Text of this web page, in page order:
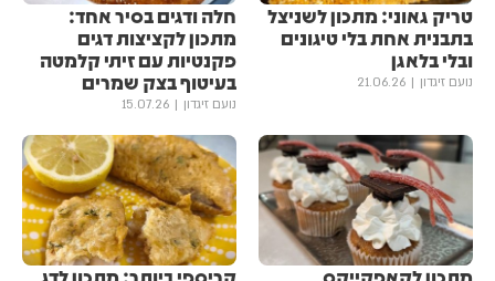
טריק גאוני: מתכון לשניצל
בתבנית אחת בלי טיגונים
ובלי בלאגן
נועם זיגדון 21.06.26
חלה ודגים בסיר אחד:
מתכון לקציצות דגים
פקנטיות עם זיתי קלמטה
בעיטוף בצק שמרים
נועם זיגדון 15.07.26